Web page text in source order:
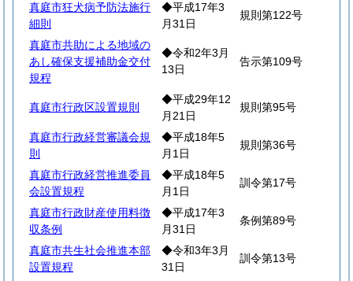
真庭市狂犬病予防法施行
細則
◆平成17年3
月31日
規則第122号
真庭市共助による地域の
あし確保支援補助金交付
規程
◆令和2年3月
13日
告示第109号
真庭市行政区設置規則
◆平成29年12
月21日
規則第95号
真庭市行政経営審議会規
則
◆平成18年5
月1日
規則第36号
真庭市行政経営推進委員
会設置規程
◆平成18年5
月1日
訓令第17号
真庭市行政財産使用料徴
収条例
◆平成17年3
月31日
条例第89号
真庭市共生社会推進本部
設置規程
◆令和3年3月
31日
訓令第13号